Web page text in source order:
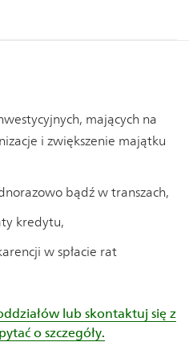
mających na
i zwiększenie majątku
bądź w transzach,
kredytu,
w spłacie rat
lub skontaktuj się z
o szczegóły.